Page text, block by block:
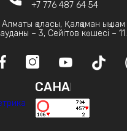
+7 776 487 64 54
Алматы қаласы, Қалқаман ықшам
ауданы – 3, Сейітов көшесі – 11.
САНАҚ